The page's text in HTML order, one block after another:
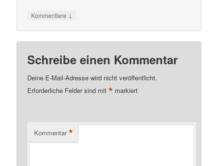
Kommentiere ↓
Schreibe einen Kommentar
Deine E-Mail-Adresse wird nicht veröffentlicht.
Erforderliche Felder sind mit* markiert
Kommentar *